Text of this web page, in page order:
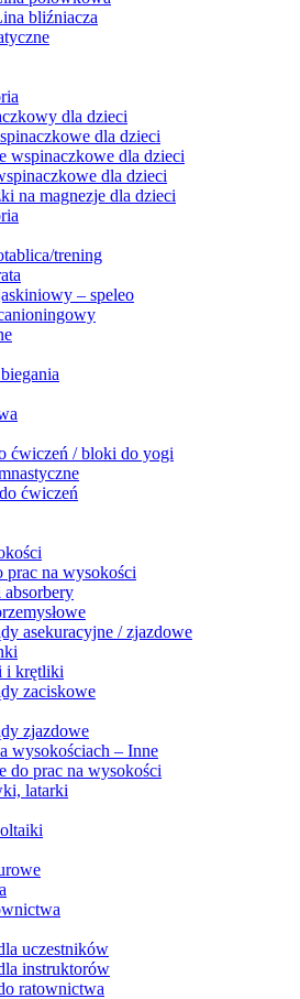
bliźniacza
dla dzieci
dla dzieci
wspinaczkowe dla dzieci
dla dzieci
na magnezje dla dzieci
trening
– speleo
ćwiczeń / bloki do yogi
ćwiczeń
prac na wysokości
asekuracyjne / zjazdowe
i krętliki
zaciskowe
zjazdowe
wysokościach – Inne
do prac na wysokości
latarki
uczestników
instruktorów
ratownictwa